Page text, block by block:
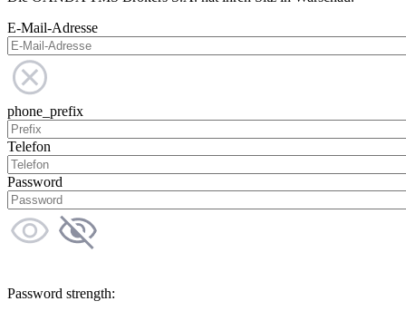
E-Mail-Adresse
phone_prefix
Telefon
Password
Password strength: